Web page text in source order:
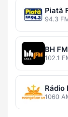
Piatã
94.3
BH FM
102.1
Rádio
1060